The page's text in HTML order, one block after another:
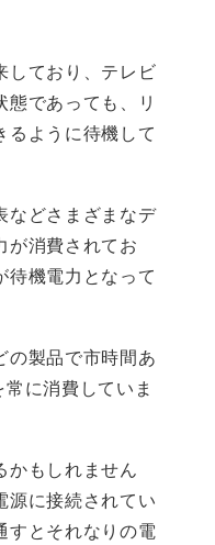
しており、テレビ
態であっても、リ
るように待機して
などさまざまなデ
が消費されてお
待機電力となって
の製品で市時間あ
に消費していま
かもしれません
源に接続されてい
すとそれなりの電